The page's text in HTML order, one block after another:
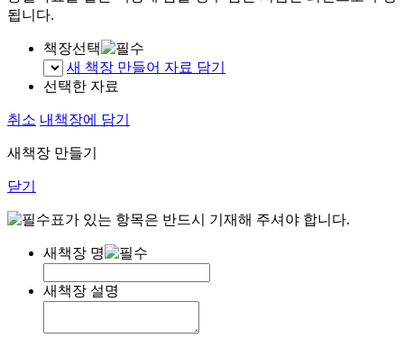
됩니다.
책장선택
새 책장 만들어 자료 담기
선택한 자료
취소 내책장에 담기
새책장 만들기
닫기
표가 있는 항목은 반드시 기재해 주셔야 합니다.
새책장 명
새책장 설명